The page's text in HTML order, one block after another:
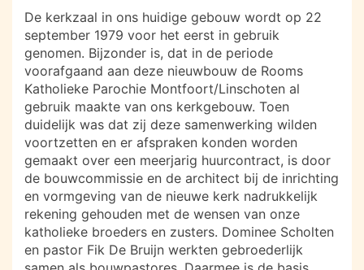
De kerkzaal in ons huidige gebouw wordt op 22
september 1979 voor het eerst in gebruik
genomen. Bijzonder is, dat in de periode
voorafgaand aan deze nieuwbouw de Rooms
Katholieke Parochie Montfoort/Linschoten al
gebruik maakte van ons kerkgebouw. Toen
duidelijk was dat zij deze samenwerking wilden
voortzetten en er afspraken konden worden
gemaakt over een meerjarig huurcontract, is door
de bouwcommissie en de architect bij de inrichting
en vormgeving van de nieuwe kerk nadrukkelijk
rekening gehouden met de wensen van onze
katholieke broeders en zusters. Dominee Scholten
en pastor Fik De Bruijn werkten gebroederlijk